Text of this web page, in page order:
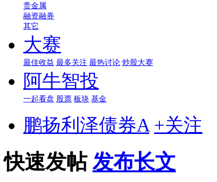
贵金属
融资融券
其它
大赛
最佳收益 最多关注 最热讨论 炒股大赛
阿牛智投
一起看盘 股票 板块 基金
鹏扬利泽债券A +关注
快速发帖 发布长文